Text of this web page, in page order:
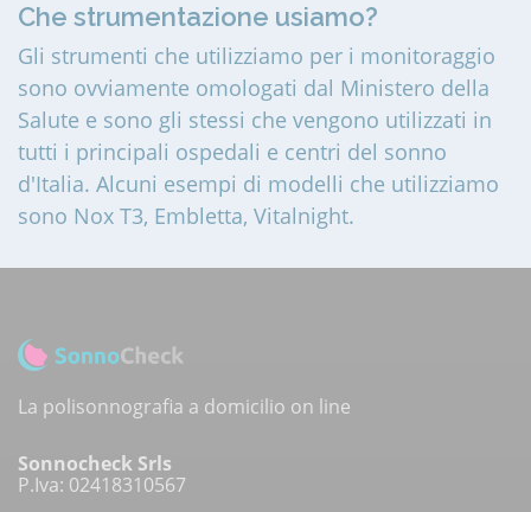
Che strumentazione usiamo?
Gli strumenti che utilizziamo per i monitoraggio
sono ovviamente omologati dal Ministero della
Salute e sono gli stessi che vengono utilizzati in
tutti i principali ospedali e centri del sonno
d'Italia. Alcuni esempi di modelli che utilizziamo
sono Nox T3, Embletta, Vitalnight.
La polisonnografia a domicilio on line
Sonnocheck Srls
P.Iva: 02418310567